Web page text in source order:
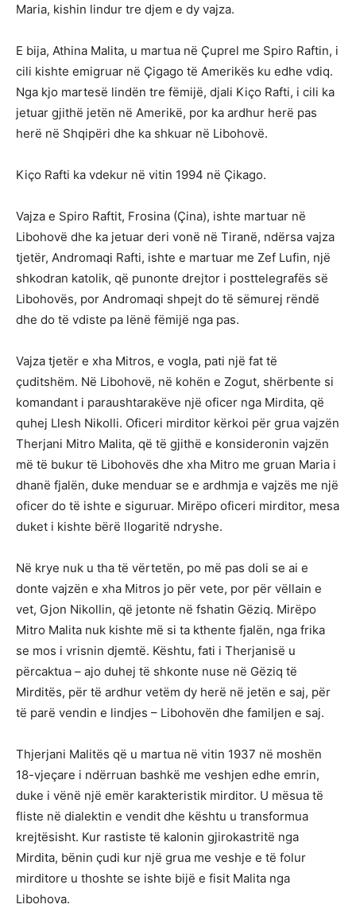
Maria, kishin lindur tre djem e dy vajza.
E bija, Athina Malita, u martua në Çuprel me Spiro Raftin, i
cili kishte emigruar në Çigago të Amerikës ku edhe vdiq.
Nga kjo martesë lindën tre fëmijë, djali Kiço Rafti, i cili ka
jetuar gjithë jetën në Amerikë, por ka ardhur herë pas
herë në Shqipëri dhe ka shkuar në Libohovë.
Kiço Rafti ka vdekur në vitin 1994 në Çikago.
Vajza e Spiro Raftit, Frosina (Çina), ishte martuar në
Libohovë dhe ka jetuar deri vonë në Tiranë, ndërsa vajza
tjetër, Andromaqi Rafti, ishte e martuar me Zef Lufin, një
shkodran katolik, që punonte drejtor i posttelegrafës së
Libohovës, por Andromaqi shpejt do të sëmurej rëndë
dhe do të vdiste pa lënë fëmijë nga pas.
Vajza tjetër e xha Mitros, e vogla, pati një fat të
çuditshëm. Në Libohovë, në kohën e Zogut, shërbente si
komandant i paraushtarakëve një oficer nga Mirdita, që
quhej Llesh Nikolli. Oficeri mirditor kërkoi për grua vajzën
Therjani Mitro Malita, që të gjithë e konsideronin vajzën
më të bukur të Libohovës dhe xha Mitro me gruan Maria i
dhanë fjalën, duke menduar se e ardhmja e vajzës me një
oficer do të ishte e siguruar. Mirëpo oficeri mirditor, mesa
duket i kishte bërë llogaritë ndryshe.
Në krye nuk u tha të vërtetën, po më pas doli se ai e
donte vajzën e xha Mitros jo për vete, por për vëllain e
vet, Gjon Nikollin, që jetonte në fshatin Gëziq. Mirëpo
Mitro Malita nuk kishte më si ta kthente fjalën, nga frika
se mos i vrisnin djemtë. Kështu, fati i Therjanisë u
përcaktua – ajo duhej të shkonte nuse në Gëziq të
Mirditës, për të ardhur vetëm dy herë në jetën e saj, për
të parë vendin e lindjes – Libohovën dhe familjen e saj.
Thjerjani Malitës që u martua në vitin 1937 në moshën
18-vjeçare i ndërruan bashkë me veshjen edhe emrin,
duke i vënë një emër karakteristik mirditor. U mësua të
fliste në dialektin e vendit dhe kështu u transformua
krejtësisht. Kur rastiste të kalonin gjirokastritë nga
Mirdita, bënin çudi kur një grua me veshje e të folur
mirditore u thoshte se ishte bijë e fisit Malita nga
Libohova.